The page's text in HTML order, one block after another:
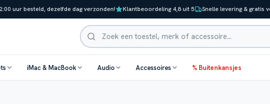
uur besteld, dezelfde dag verzonden! Klantbeoordeling 4,8 uit 5 Snelle levering & gratis
Zoeken
iMac & MacBook Audio Accessoires % Buitenkansjes